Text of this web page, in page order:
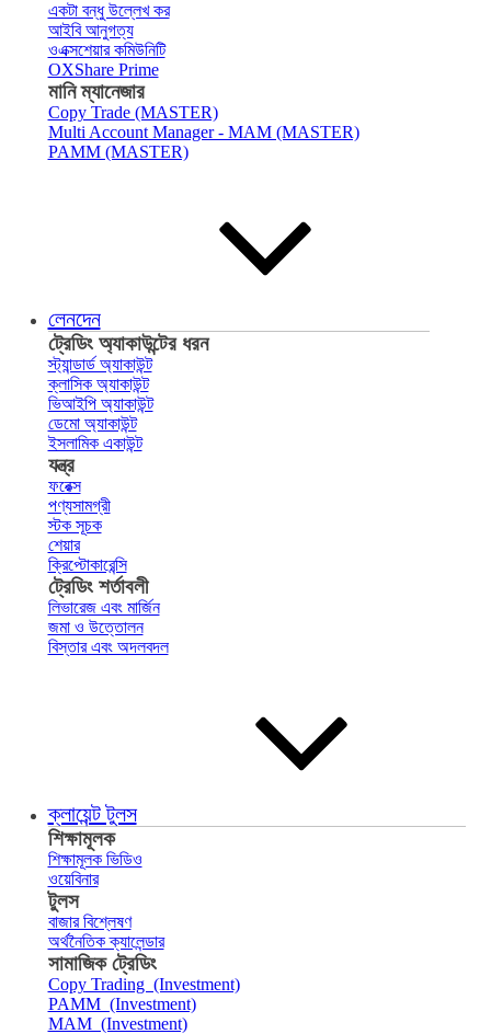
একটা বন্ধু উল্লেখ কর
আইবি আনুগত্য
ওএক্সশেয়ার কমিউনিটি
OXShare Prime
মানি ম্যানেজার
Copy Trade (MASTER)
Multi Account Manager - MAM (MASTER)
PAMM (MASTER)
লেনদেন
ট্রেডিং অ্যাকাউন্টের ধরন
স্ট্যান্ডার্ড অ্যাকাউন্ট
ক্লাসিক অ্যাকাউন্ট
ভিআইপি অ্যাকাউন্ট
ডেমো অ্যাকাউন্ট
ইসলামিক একাউন্ট
যন্ত্র
ফরেক্স
পণ্যসামগ্রী
স্টক সূচক
শেয়ার
ক্রিপ্টোকারেন্সি
ট্রেডিং শর্তাবলী
লিভারেজ এবং মার্জিন
জমা ও উত্তোলন
বিস্তার এবং অদলবদল
ক্লায়েন্ট টুলস
শিক্ষামূলক
শিক্ষামূলক ভিডিও
ওয়েবিনার
টুলস
বাজার বিশ্লেষণ
অর্থনৈতিক ক্যালেন্ডার
সামাজিক ট্রেডিং
Copy Trading (Investment)
PAMM (Investment)
MAM (Investment)